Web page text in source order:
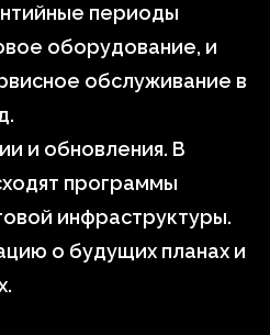
периоды
оборудование, и
обслуживание в
и обновления. В
программы
инфраструктуры.
о будущих планах и